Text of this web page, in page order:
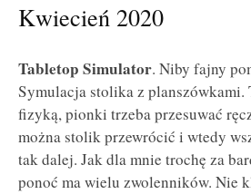
Kwiecień 2020
Tabletop Simulator. Niby fajny
Symulacja stolika z planszówkami.
fizyką, pionki trzeba przesuwać
można stolik przewrócić i wtedy
tak dalej. Jak dla mnie trochę za
ponoć ma wielu zwolenników. Nie